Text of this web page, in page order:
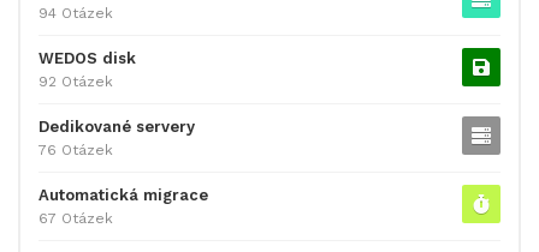
94 Otázek
WEDOS disk
92 Otázek
Dedikované servery
76 Otázek
Automatická migrace
67 Otázek